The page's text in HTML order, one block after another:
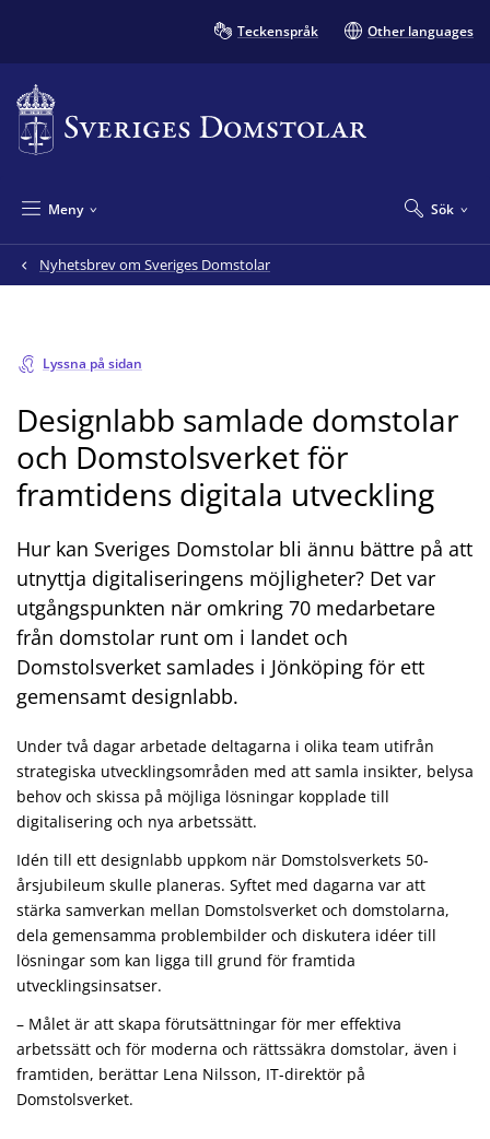
Teckenspråk Other languages
Sök
Meny
Nyhetsbrev om Sveriges Domstolar
Lyssna på sidan
Designlabb samlade domstolar
och Domstolsverket för
framtidens digitala utveckling
Hur kan Sveriges Domstolar bli ännu bättre på att
utnyttja digitaliseringens möjligheter? Det var
utgångspunkten när omkring 70 medarbetare
från domstolar runt om i landet och
Domstolsverket samlades i Jönköping för ett
gemensamt designlabb.
Under två dagar arbetade deltagarna i olika team utifrån
strategiska utvecklingsområden med att samla insikter, belysa
behov och skissa på möjliga lösningar kopplade till
digitalisering och nya arbetssätt.
Idén till ett designlabb uppkom när Domstolsverkets 50-
årsjubileum skulle planeras. Syftet med dagarna var att
stärka samverkan mellan Domstolsverket och domstolarna,
dela gemensamma problembilder och diskutera idéer till
lösningar som kan ligga till grund för framtida
utvecklingsinsatser.
– Målet är att skapa förutsättningar för mer effektiva
arbetssätt och för moderna och rättssäkra domstolar, även i
framtiden, berättar Lena Nilsson, IT-direktör på
Domstolsverket.